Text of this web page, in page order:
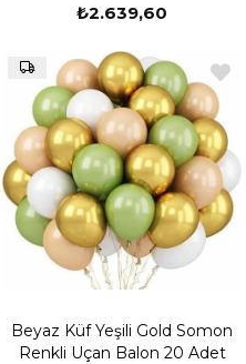
₺2.639,60
Beyaz Küf Yeşili Gold Somon
Renkli Uçan Balon 20 Adet